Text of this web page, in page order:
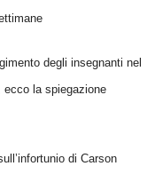
degli insegnanti nel
ecco la spiegazione
di Carson